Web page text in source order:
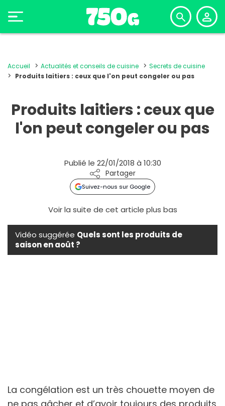
Accueil Actualités et conseils de cuisine
Secrets de cuisine
Produits laitiers : ceux que l'on peut congeler ou pas
Produits laitiers : ceux que
l'on peut congeler ou pas
Publié le 22/01/2018 à 10:30
Partager
Suivez-nous sur Google
Voir la suite de cet article plus bas
Vidéo suggérée Quels sont les produits de
saison en août ?
La congélation est un très chouette moyen de